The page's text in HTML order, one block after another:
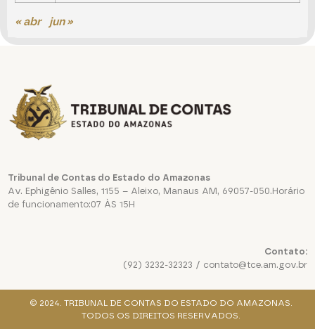
« abr jun »
Tribunal de Contas do Estado do Amazonas
Av. Ephigênio Salles, 1155 – Aleixo, Manaus AM, 69057-050.Horário
de funcionamento:07 ÀS 15H
Contato:
(92) 3232-32323 / contato@tce.am.gov.br
© 2024. TRIBUNAL DE CONTAS DO ESTADO DO AMAZONAS.
TODOS OS DIREITOS RESERVADOS.